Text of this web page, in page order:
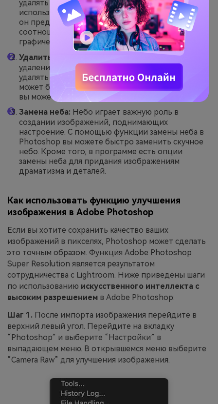
удалять или редактировать изображения,
используя инструкции пользователя. Кроме того,
он предлагает пользовательские параметры
соотношения и генерирует множество
графических возможностей из одного запроса.
Удалить и заменить фон:
С помощью средства
удаления фона пользователи могут эффективно
удалять фоновые изображения. Эта функция
может быть полезна для брендинга, поскольку
вы можете удалить логотипы и водяные знаки.
Замена неба: Небо играет важную роль в
создании изображений, поднимающих
настроение. С помощью функции замены неба в
Photoshop вы можете быстро заменить скучное
небо. Кроме того, в программе есть опции
замены неба для придания изображениям
драматизма и деталей.
Как использовать функцию улучшения
изображения в Adobe Photoshop
Если вы хотите сохранить качество ваших
изображений в пикселях, Photoshop может сделать
это точным образом. Функция Adobe Photoshop
Super Resolution является результатом
сотрудничества с Lightroom. Ниже приведены шаги
по использованию искусственного интеллекта с
высоким разрешением в Adobe Photoshop:
Шаг 1. После импорта изображения перейдите в
верхний левый угол. Перейдите на вкладку
“Photoshop” и выберите “Настройки” в
выпадающем меню. В открывшемся меню выберите
“Camera Raw” для улучшения изображения.